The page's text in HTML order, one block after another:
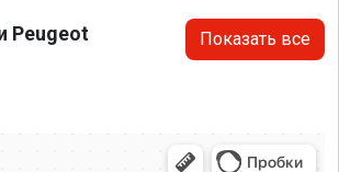
Peugeot Показать все